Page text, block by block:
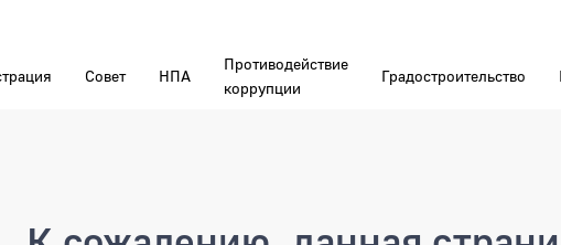
Совет НПА
Противодействие
коррупции
Градостроительство